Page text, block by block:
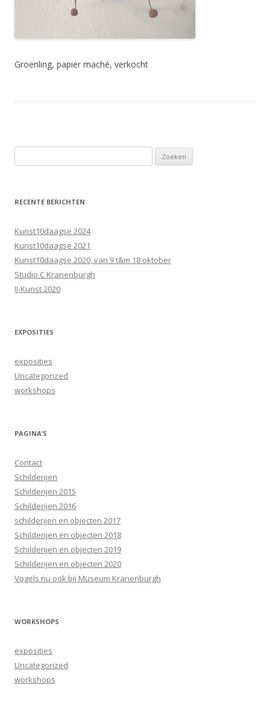
Groenling, papier maché, verkocht
naar:
RECENTE BERICHTEN
Kunst10daagse 2024
Kunst10daagse 2021
Kunst10daagse 2020, van 9 t&m 18 oktober
Studio C Kranenburgh
IJ-Kunst 2020
EXPOSITIES
exposities
Uncategorized
workshops
PAGINA’S
Contact
Schilderijen
Schilderijen 2015
Schilderijen 2016
schilderijen en objecten 2017
Schilderijen en objecten 2018
Schilderijen en objecten 2019
Schilderijen en objecten 2020
Vogels nu ook bij Museum Kranenburgh
WORKSHOPS
exposities
Uncategorized
workshops